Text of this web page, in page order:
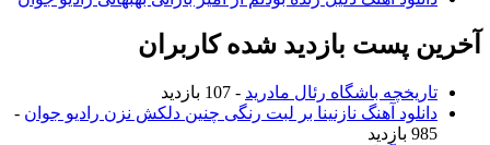
آخرین پست بازدید شده کاربران
تاریخچه باشگاه رئال مادرید - 107 بازدید
دانلود آهنگ نازنینا بر لبت رنگی چنین دلکش نزن رادیو جوان -
985 بازدید